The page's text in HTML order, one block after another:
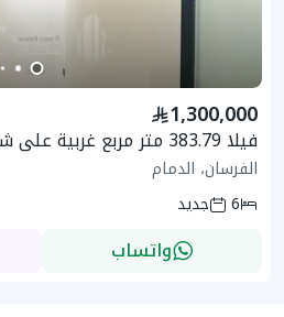
1,300,000
فيلا 383.79 متر مربع غربية على شارع 20م
الفرسان، الدمام
6
جديد
واتساب